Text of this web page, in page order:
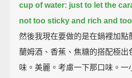
cup of water: just to let the
not too sticky and rich and
然後我現在要做的是在鍋裡加點
蘭姆酒、香蕉、焦糖的搭配極出
味。美麗。考慮一下那口味。一